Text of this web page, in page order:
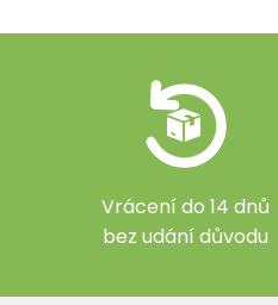
Vrácení do 14 dnů
bez udání důvodu